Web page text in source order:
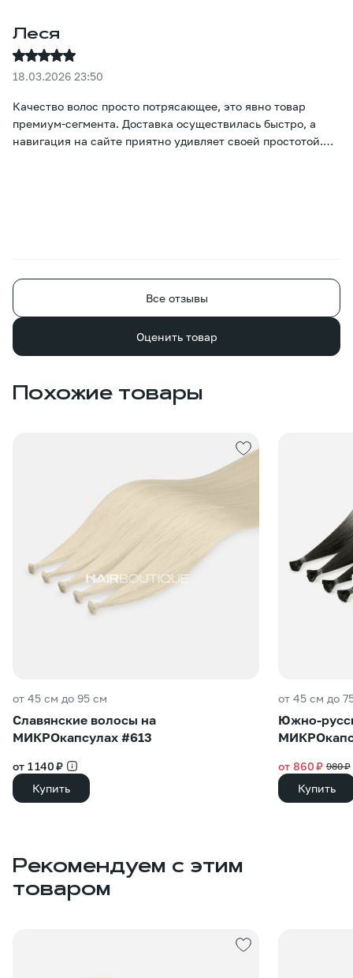
Леся
18.03.2026 23:50
Качество волос просто потрясающее, это явно товар
премиум-сегмента. Доставка осуществилась быстро, а
навигация на сайте приятно удивляет своей простотой.
Все отзывы
Оценить товар
Похожие товары
от 45 см до 95 см
Славянские волосы на
МИКРОкапсулах #613
от 1 140 ₽
Купить
от 45 см до
Южно-
от 860 ₽ 980 ₽
Купить
Рекомендуем с этим
товаром